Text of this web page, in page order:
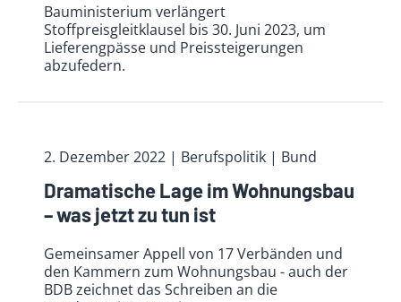
Bauministerium verlängert
Stoffpreisgleitklausel bis 30. Juni 2023, um
Lieferengpässe und Preissteigerungen
abzufedern.
2. Dezember 2022 | Berufspolitik | Bund
Dramatische Lage im Wohnungsbau
– was jetzt zu tun ist
Gemeinsamer Appell von 17 Verbänden und
den Kammern zum Wohnungsbau - auch der
BDB zeichnet das Schreiben an die